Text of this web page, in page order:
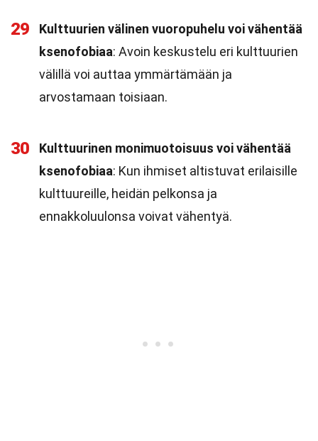
29
Kulttuurien välinen vuoropuhelu voi vähentää
ksenofobiaa: Avoin keskustelu eri kulttuurien
välillä voi auttaa ymmärtämään ja
arvostamaan toisiaan.
30
Kulttuurinen monimuotoisuus voi vähentää
ksenofobiaa: Kun ihmiset altistuvat erilaisille
kulttuureille, heidän pelkonsa ja
ennakkoluulonsa voivat vähentyä.